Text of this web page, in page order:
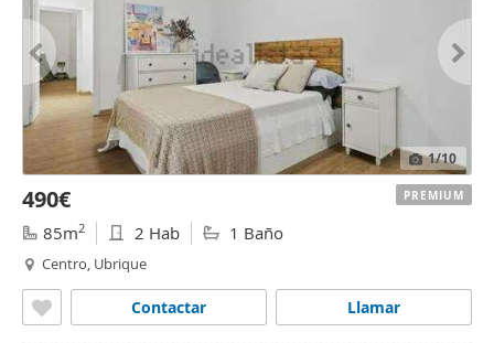
1/10
490€
85m2 2 Hab 1 Baño
Centro, Ubrique
Llamar
Contactar
PREMIUM